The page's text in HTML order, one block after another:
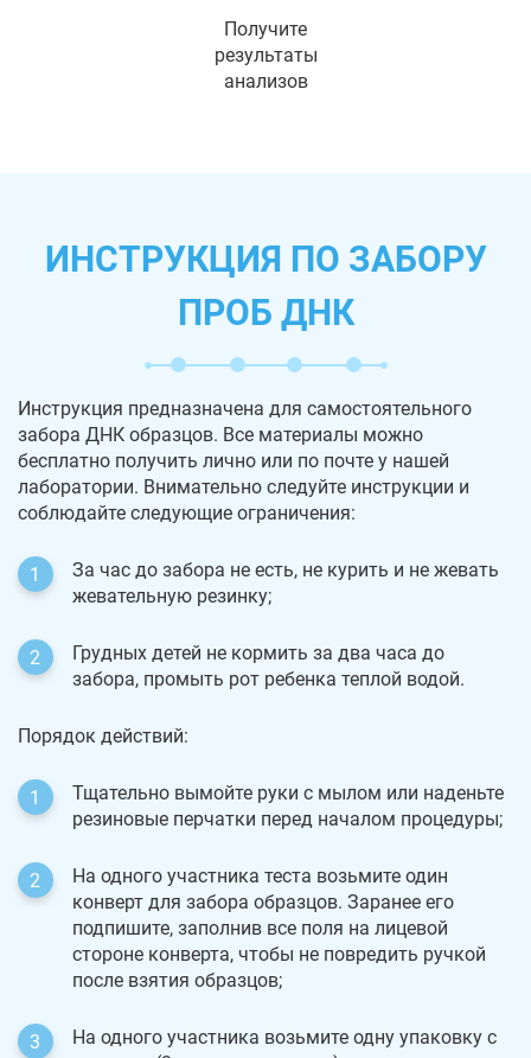
Получите
результаты
анализов
ИНСТРУКЦИЯ ПО ЗАБОРУ
ПРОБ ДНК
Инструкция предназначена для самостоятельного
забора ДНК образцов. Все материалы можно
бесплатно получить лично или по почте у нашей
лаборатории. Внимательно следуйте инструкции и
соблюдайте следующие ограничения:
За час до забора не есть, не курить и не жевать
жевательную резинку;
Грудных детей не кормить за два часа до
забора, промыть рот ребенка теплой водой.
Порядок действий:
Тщательно вымойте руки с мылом или наденьте
резиновые перчатки перед началом процедуры;
На одного участника теста возьмите один
конверт для забора образцов. Заранее его
подпишите, заполнив все поля на лицевой
стороне конверта, чтобы не повредить ручкой
после взятия образцов;
На одного участника возьмите одну упаковку с